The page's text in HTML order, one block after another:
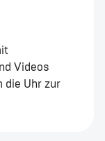
Videos
die Uhr zur